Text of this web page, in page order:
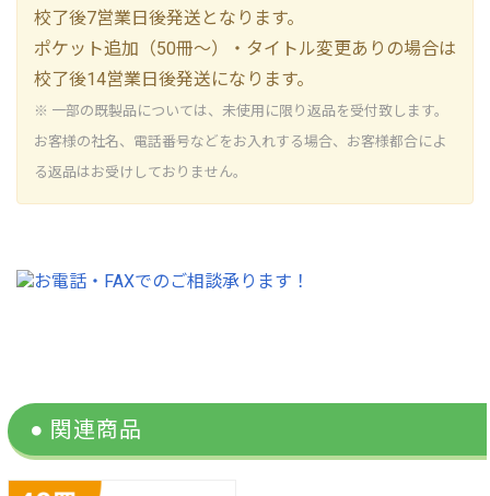
校了後7営業日後発送となります。
ポケット追加（50冊～）・タイトル変更ありの場合は
校了後14営業日後発送になります。
※ 一部の既製品については、未使用に限り返品を受付致します。
お客様の社名、電話番号などをお入れする場合、お客様都合によ
る返品はお受けしておりません。